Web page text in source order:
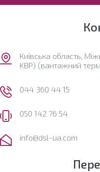
Київська область,
KBP) (вантажний
044 360 44 15
050 142 76 54
info@dsl-ua.com